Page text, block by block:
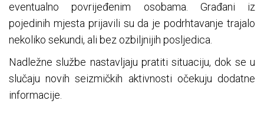
eventualno povrijeđenim osobama. Građani iz
pojedinih mjesta prijavili su da je podrhtavanje trajalo
nekoliko sekundi, ali bez ozbiljnijih posljedica.
Nadležne službe nastavljaju pratiti situaciju, dok se u
slučaju novih seizmičkih aktivnosti očekuju dodatne
informacije.